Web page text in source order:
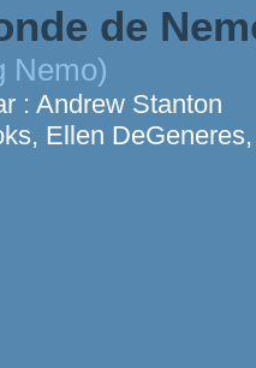
de
Nemo)
: Andrew Stanton
Ellen